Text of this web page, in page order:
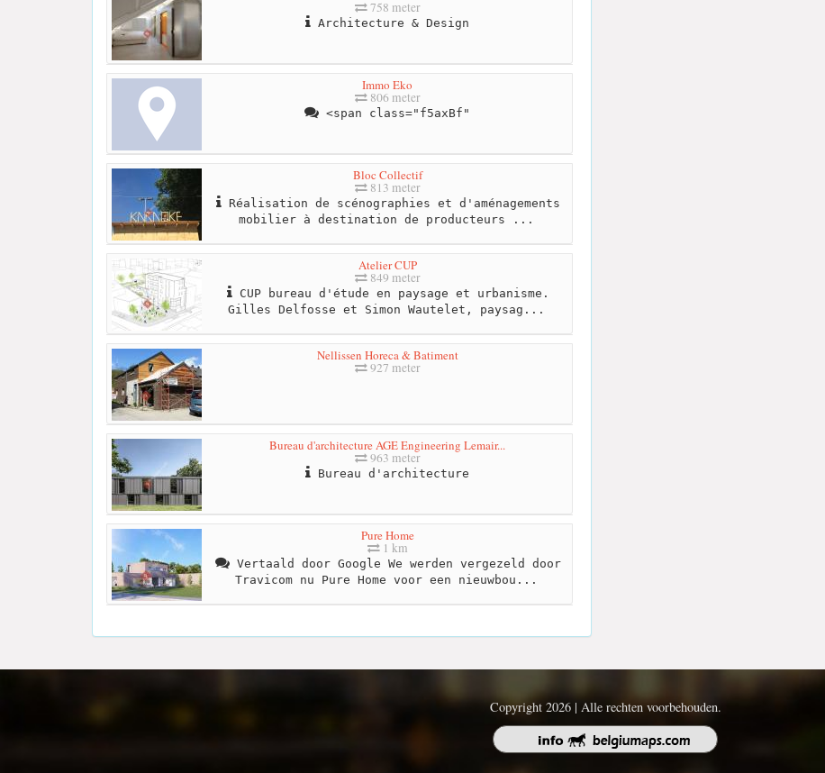
758 meter
Architecture & Design
Immo Eko
806 meter
<span class="f5axBf"
Bloc Collectif
813 meter
Réalisation de scénographies et d'aménagements
mobilier à destination de producteurs ...
Atelier CUP
849 meter
CUP bureau d'étude en paysage et urbanisme.
Gilles Delfosse et Simon Wautelet, paysag...
Nellissen Horeca & Batiment
927 meter
Bureau d'architecture AGE Engineering Lemair...
963 meter
Bureau d'architecture
Pure Home
1 km
Vertaald door Google We werden vergezeld door
Travicom nu Pure Home voor een nieuwbou...
Copyright 2026 | Alle rechten voorbehouden.